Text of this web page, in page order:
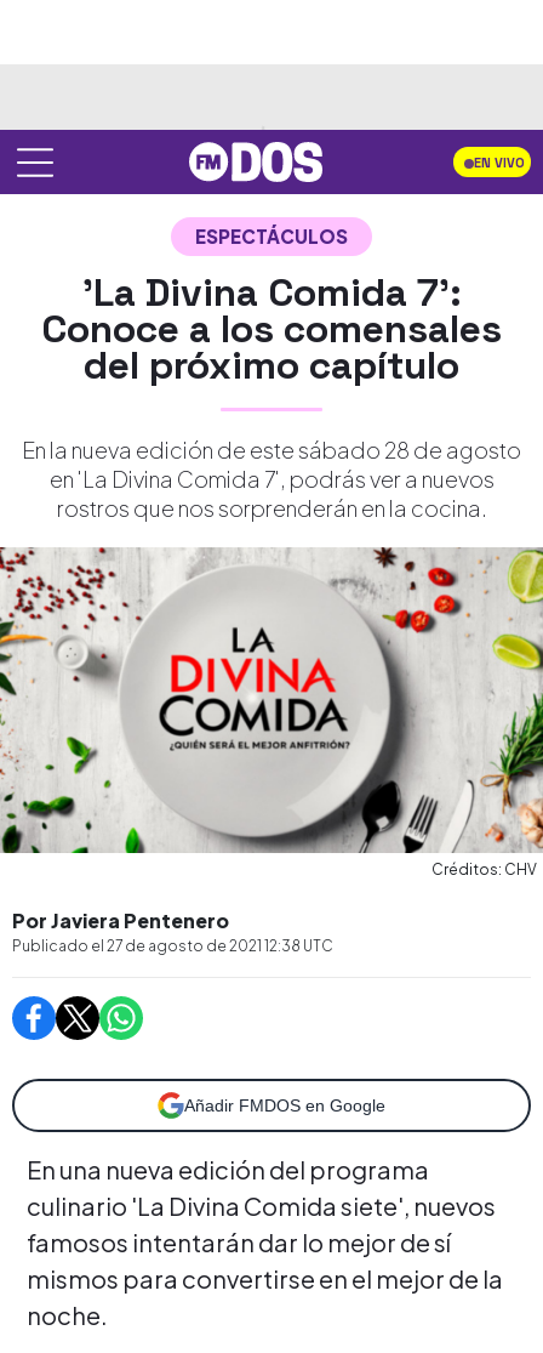
EN VIVO
ESPECTÁCULOS
'La Divina Comida 7':
Conoce a los comensales
del próximo capítulo
En la nueva edición de este sábado 28 de agosto
en 'La Divina Comida 7', podrás ver a nuevos
rostros que nos sorprenderán en la cocina.
Créditos: CHV
Por Javiera Pentenero
Publicado el 27 de agosto de 2021 12:38 UTC
Añadir FMDOS en Google
En una nueva edición del programa
culinario 'La Divina Comida siete', nuevos
famosos intentarán dar lo mejor de sí
mismos para convertirse en el mejor de la
noche.